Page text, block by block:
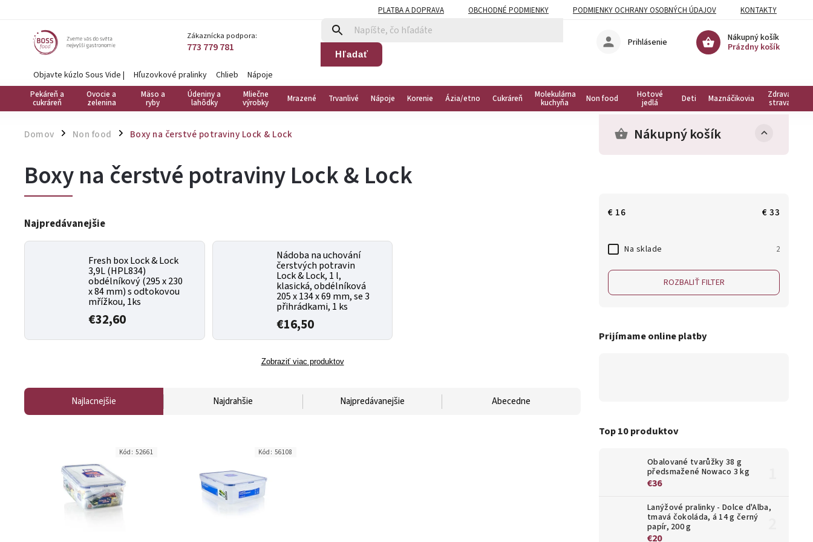
PLATBA A DOPRAVA OBCHODNÉ PODMIENKY PODMIENKY OCHRANY OSOBNÝCH ÚDAJOV KONTAKTY
Zákaznícka podpora:
773 779 781 Hľadať
Nákupný košík
Prázdny košík
Prihlásenie
Objavte kúzlo Sous Vide | Hľuzovkové pralinky Chlieb Nápoje
Pekáreň a
cukráreň
Ovocie a
zelenina
Mäso a
ryby
Údeniny a
lahôdky
Mliečne
výrobky Mrazené Trvanlivé Nápoje Korenie Ázia/etno Cukráreň Molekulárna
kuchyňa Non food Hotové
jedlá Deti Maznáčikovia Zdravá
strava
Domov / Non food / Boxy na čerstvé potraviny Lock & Lock Nákupný košík
€ 16 €33
Na sklade 2
ROZBALIŤ FILTER
Prijímame online platby
Top 10 produktov
Obalované tvarůžky 38 g
předsmažené Nowaco 3 kg
€36
Lanýžové pralinky - Dolce d'Alba,
tmavá čokoláda, á 14 g černý
papír, 200 g
€20
Boxy na čerstvé potraviny Lock & Lock
Najpredávanejšie
Fresh box Lock & Lock
3,9L (HPL834)
obdélníkový (295 x 230
x 84 mm) s odtokovou
mřížkou, 1ks
€32,60
Nádoba na uchování
čerstvých potravin
Lock & Lock, 1 l,
klasická, obdélníková
205 x 134 x 69 mm, se 3
přihrádkami, 1 ks
€16,50
Zobraziť viac produktov
Najlacnejšie Najdrahšie Najpredávanejšie Abecedne
Kód: 52661 Kód: 56108